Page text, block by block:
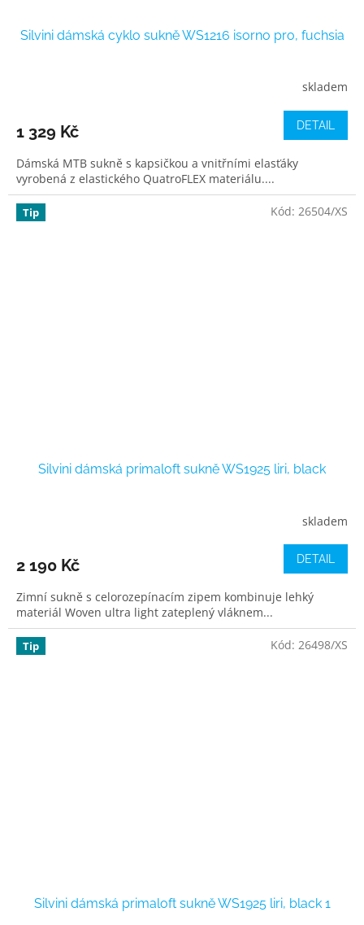
Silvini dámská cyklo sukně WS1216 isorno pro, fuchsia
skladem
1 329 Kč DETAIL
Dámská MTB sukně s kapsičkou a vnitřními elasťáky
vyrobená z elastického QuatroFLEX materiálu....
Tip
Silvini dámská primaloft sukně WS1925 liri, black
skladem
2 190 Kč DETAIL
Zimní sukně s celorozepínacím zipem kombinuje lehký
materiál Woven ultra light zateplený vláknem...
Kód: 26504/XS
Tip
Silvini dámská primaloft sukně WS1925 liri, black 1
Kód: 26498/XS